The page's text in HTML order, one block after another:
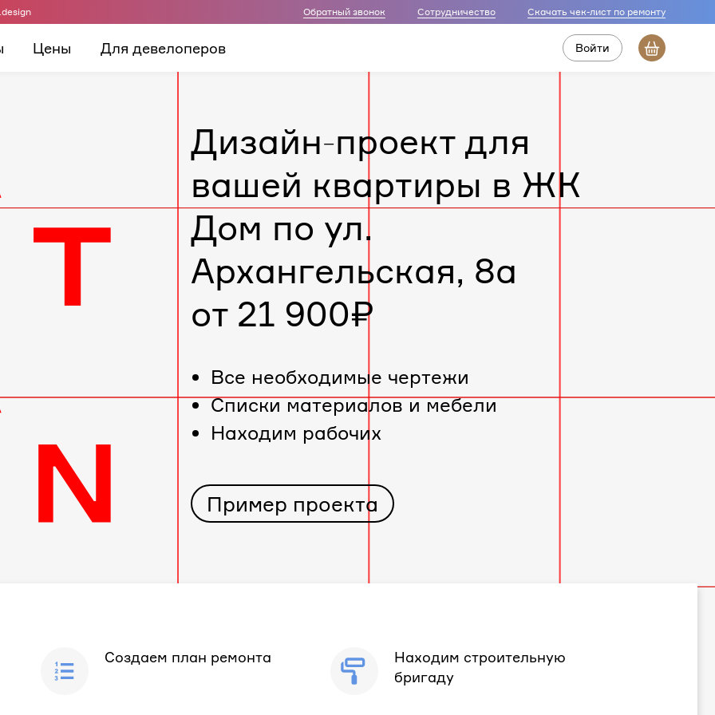
Обратный звонок Сотрудничество Скачать чек-лист по ремонту
Цены Для девелоперов Войти
Дизайн-проект для
вашей квартиры в ЖК
Дом по ул.
Архангельская, 8а
от 21 900₽
Все необходимые чертежи
Cписки материалов и мебели
Находим рабочих
Пример проекта
Создаем план ремонта
Находим строительную
бригаду